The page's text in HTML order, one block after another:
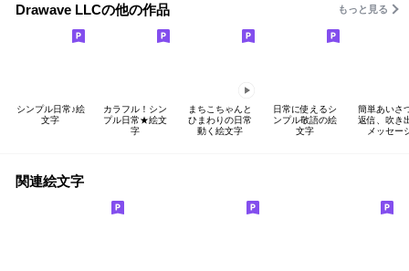
Drawave LLCの他の作品 もっと見る
シンプル日常♪絵
文字
カラフル！シン
プル日常★絵文
字
まちこちゃんと
ひまわりの日常
動く絵文字
日常に使えるシ
ンプル敬語の絵
文字
簡単あいさ
返信、吹き
メッセー
関連絵文字